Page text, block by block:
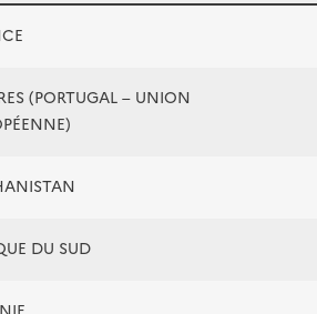
(PORTUGAL – UNION
DU SUD